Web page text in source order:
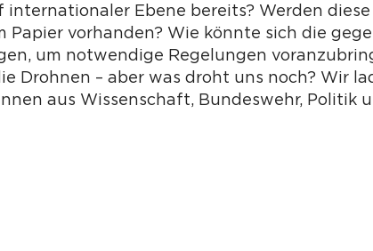
internationaler Ebene bereits? Werden
Papier vorhanden? Wie könnte sich die
um notwendige Regelungen
Drohnen – aber was droht uns noch? Wir
aus Wissenschaft, Bundeswehr, Politik